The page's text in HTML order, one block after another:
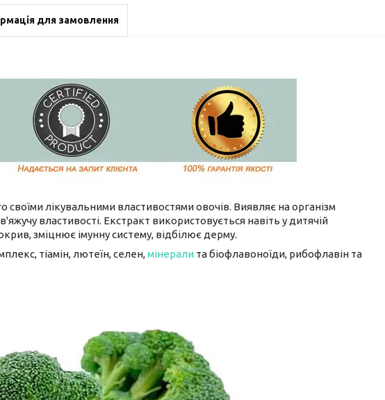
для замовлення
своїми лікувальними властивостями овочів. Виявляє на організм
властивості. Екстракт використовується навіть у дитячій
зміцнює імунну систему, відбілює дерму.
тіамін, лютеїн, селен,мінерали та біофлавоноїди, рибофлавін та